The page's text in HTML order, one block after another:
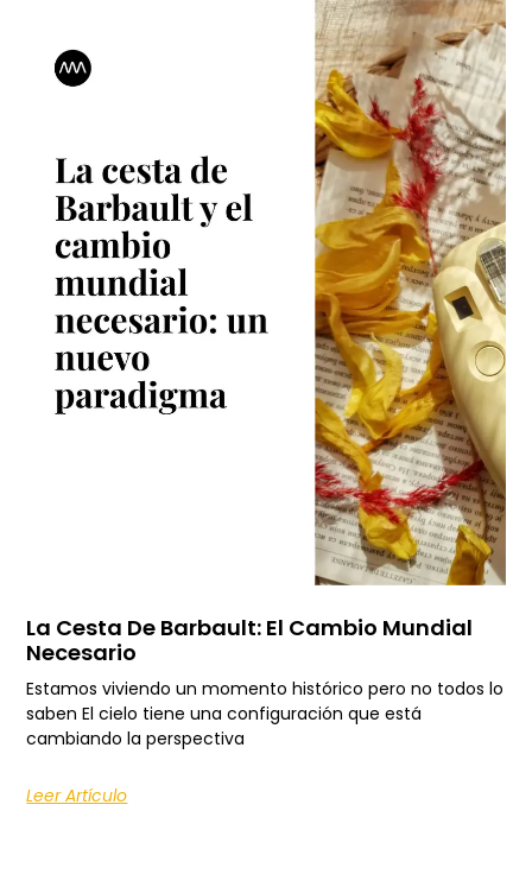
La Cesta De Barbault: El Cambio Mundial
Necesario
Estamos viviendo un momento histórico pero no todos lo
saben El cielo tiene una configuración que está
cambiando la perspectiva
Leer Artículo